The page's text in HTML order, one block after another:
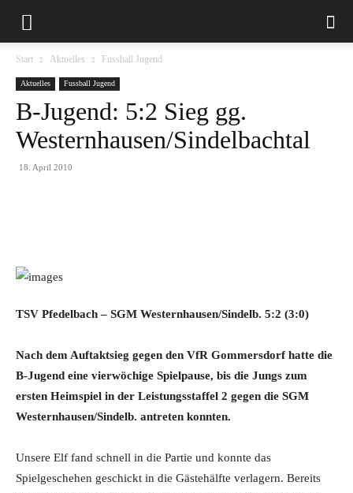
Start Aktuelles Fussball Jugend
Aktuelles Fussball Jugend
B-Jugend: 5:2 Sieg gg.
Westernhausen/Sindelbachtal
18. April 2010
TSV Pfedelbach – SGM Westernhausen/Sindelb. 5:2 (3:0)
Nach dem Auftaktsieg gegen den VfR Gommersdorf hatte die
B-Jugend eine vierwöchige Spielpause, bis die Jungs zum
ersten Heimspiel in der Leistungsstaffel 2 gegen die SGM
Westernhausen/Sindelb. antreten konnten.
Unsere Elf fand schnell in die Partie und konnte das
Spielgeschehen geschickt in die Gästehälfte verlagern. Bereits